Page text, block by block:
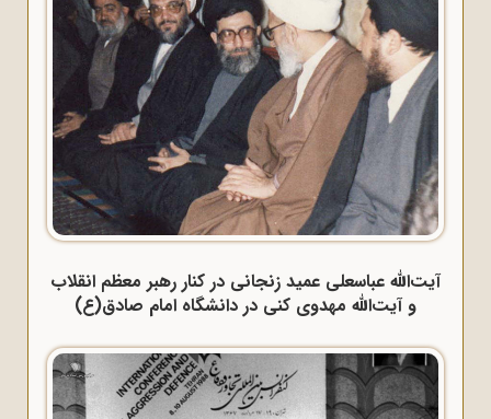
آیت‌الله عباسعلی عمید زنجانی در کنار رهبر معظم انقلاب
و آیت‌الله مهدوی کنی در دانشگاه امام صادق(ع)